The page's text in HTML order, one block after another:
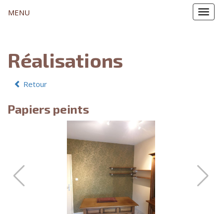
MENU
MENU
Réalisations
Retour
Papiers peints